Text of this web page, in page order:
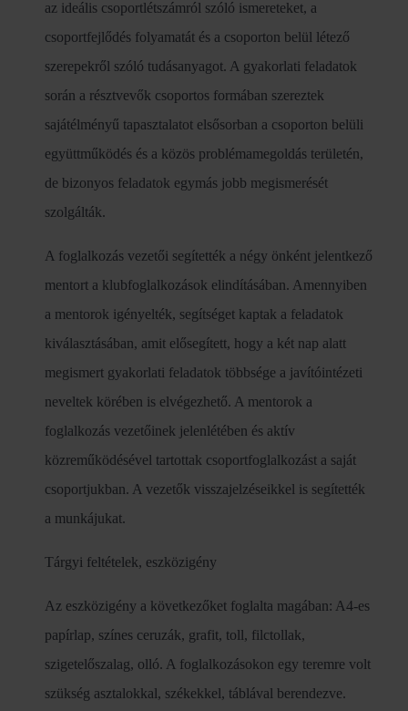
az ideális csoportlétszámról szóló ismereteket, a
csoportfejlődés folyamatát és a csoporton belül létező
szerepekről szóló tudásanyagot. A gyakorlati feladatok
során a résztvevők csoportos formában szereztek
sajátélményű tapasztalatot elsősorban a csoporton belüli
együttműködés és a közös problémamegoldás területén,
de bizonyos feladatok egymás jobb megismerését
szolgálták.
A foglalkozás vezetői segítették a négy önként jelentkező
mentort a klubfoglalkozások elindításában. Amennyiben
a mentorok igényelték, segítséget kaptak a feladatok
kiválasztásában, amit elősegített, hogy a két nap alatt
megismert gyakorlati feladatok többsége a javítóintézeti
neveltek körében is elvégezhető. A mentorok a
foglalkozás vezetőinek jelenlétében és aktív
közreműködésével tartottak csoportfoglalkozást a saját
csoportjukban. A vezetők visszajelzéseikkel is segítették
a munkájukat.
Tárgyi feltételek, eszközigény
Az eszközigény a következőket foglalta magában: A4-es
papírlap, színes ceruzák, grafit, toll, filctollak,
szigetelőszalag, olló. A foglalkozásokon egy teremre volt
szükség asztalokkal, székekkel, táblával berendezve.